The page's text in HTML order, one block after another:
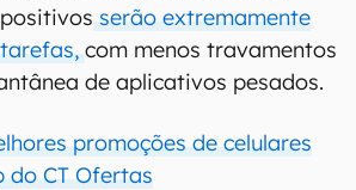
serão extremamente
com menos travamentos
de aplicativos pesados.
promoções de celulares
do CT Ofertas